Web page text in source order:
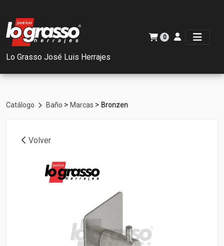
Lo Grasso José Luis Herrajes
0
Catálogo Baño > Marcas > Bronzen
Volver